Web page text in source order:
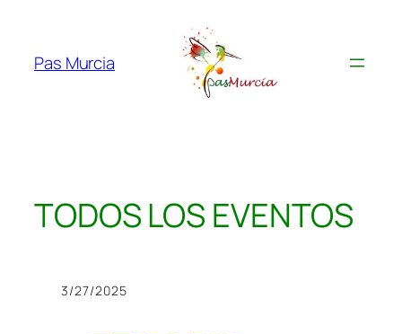
contenido
Pas Murcia
TODOS LOS EVENTOS
3/27/2025